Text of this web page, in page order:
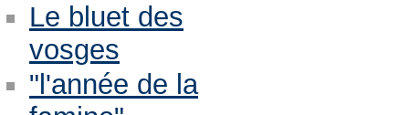
Le bluet des
vosges
"l'année de la